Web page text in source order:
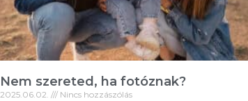
Nem szereted, ha fotóznak?
2025.06.02. Nincs hozzászólás